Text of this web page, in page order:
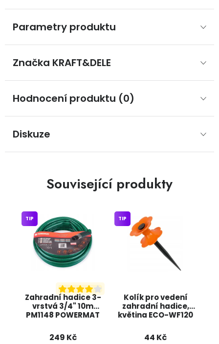
Parametry produktu
Značka KRAFT&DELE
Hodnocení produktu (0)
Diskuze
Související produkty
Zahradní hadice 3-
vrstvá 3/4" 10m
PM1148 POWERMAT
TIP
249 Kč
Kolík pro vedení
zahradní hadice,
květina ECO-WF120
TIP
44 Kč